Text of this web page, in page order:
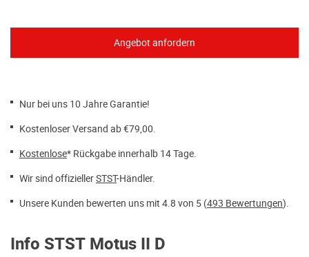
Nur bei uns 10 Jahre Garantie!
Kostenloser Versand ab €79,00.
Kostenlose* Rückgabe innerhalb 14 Tage.
Wir sind offiziellerSTST-Händler.
Unsere Kunden bewerten uns mit 4.8 von 5 (493 Bewertungen).
Info STST Motus II D